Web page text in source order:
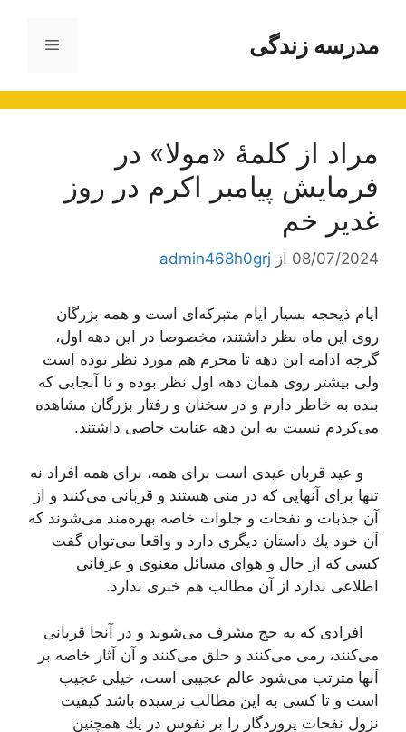
محتوامدرسه زندگی فهرست
مراد از کلمۀ «مولا» در
فرمایش پیامبر اکرم در روز
غدیر خم
08/07/2024 از admin468h0grj
ایام ذیحجه بسیار ایام متبركه‌ای است و همه بزرگان
روی این ماه نظر داشتند، مخصوصا در این دهه اول،
گرچه ادامه این دهه تا محرم هم مورد نظر بوده است
ولی بیشتر روی همان دهه اول نظر بوده و تا آنجایی كه
بنده به خاطر دارم و در سخنان و رفتار بزرگان مشاهده
می‌كردم نسبت به این دهه عنایت خاصی داشتند.
و عید قربان عیدی است برای همه، برای همه افراد نه
تنها برای آنهایی كه در منی هستند و قربانی می‌كنند و از
آن جذبات و نفحات و جلوات خاصه بهره‌مند می‌شوند كه
آن خود یك داستان دیگری دارد و واقعا می‌توان گفت
كسی كه از حال و هوای مسائل معنوی و عرفانی
اطلاعی ندارد از آن مطالب هم خبری ندارد.
افرادی كه به حج مشرف می‌شوند و در آنجا قربانی
می‌كنند، رمی می‌كنند و حلق می‌كنند و آن آثار خاصه بر
آنها مترتب می‌شود عالم عجیبی است، خیلی عجیب
است و تا كسی به این مطالب نرسیده باشد كیفیت
نزول نفحات پروردگار را بر نفوس در یك همچنین